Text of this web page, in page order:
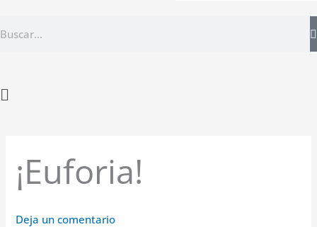
Main
¡Euforia!
Deja un comentario